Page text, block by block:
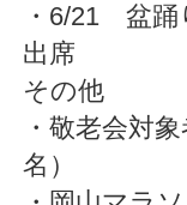
・6/21 盆
出席
その他
・敬老会対
名）